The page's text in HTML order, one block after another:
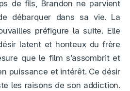
de fils, Brandon ne parvient
débarquer dans sa vie. La
préfigure la suite. Elle
latent et honteux du frère
que le film s’assombrit et
puissance et intérêt. Ce désir
les raisons de son addiction.